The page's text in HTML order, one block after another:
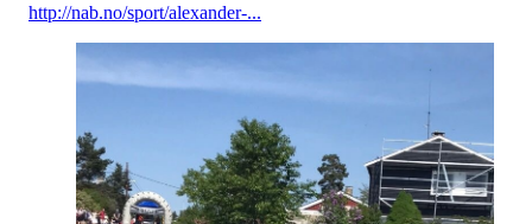
http://nab.no/sport/alexander-...